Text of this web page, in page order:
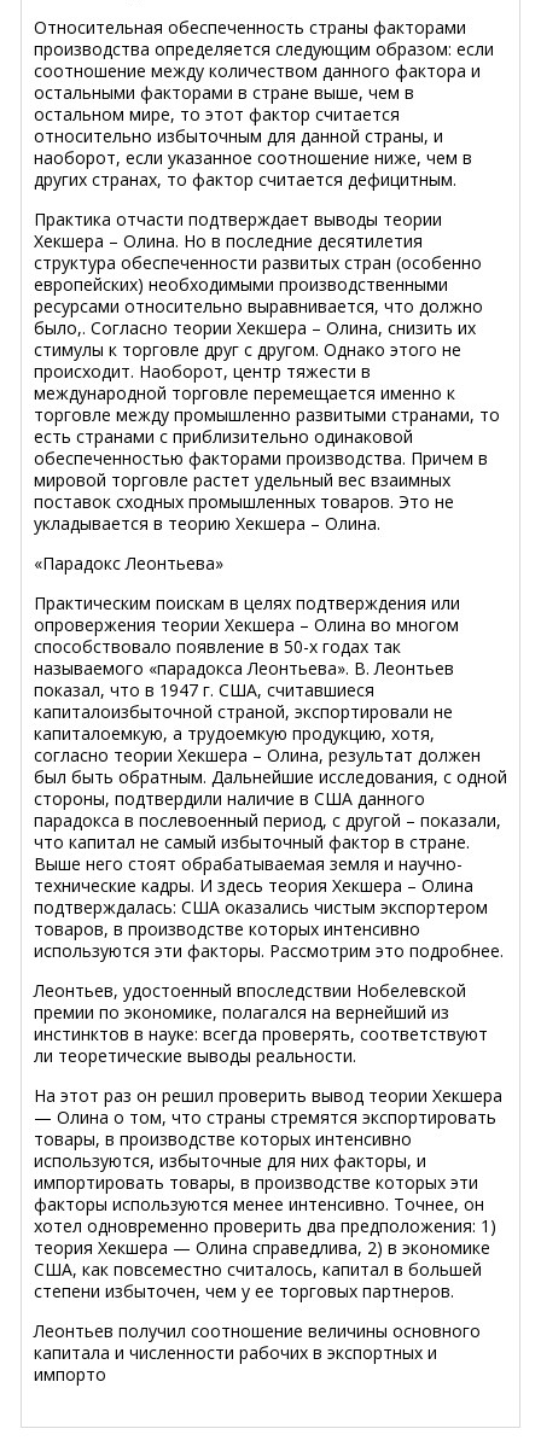
Относительная обеспеченность страны факторами
производства определяется следующим образом: если
соотношение между количеством данного фактора и
остальными факторами в стране выше, чем в
остальном мире, то этот фактор считается
относительно избыточным для данной страны, и
наоборот, если указанное соотношение ниже, чем в
других странах, то фактор считается дефицитным.
Практика отчасти подтверждает выводы теории
Хекшера – Олина. Но в последние десятилетия
структура обеспеченности развитых стран (особенно
европейских) необходимыми производственными
ресурсами относительно выравнивается, что должно
было,. Согласно теории Хекшера – Олина, снизить их
стимулы к торговле друг с другом. Однако этого не
происходит. Наоборот, центр тяжести в
международной торговле перемещается именно к
торговле между промышленно развитыми странами, то
есть странами с приблизительно одинаковой
обеспеченностью факторами производства. Причем в
мировой торговле растет удельный вес взаимных
поставок сходных промышленных товаров. Это не
укладывается в теорию Хекшера – Олина.
«Парадокс Леонтьева»
Практическим поискам в целях подтверждения или
опровержения теории Хекшера – Олина во многом
способствовало появление в 50-х годах так
называемого «парадокса Леонтьева». В. Леонтьев
показал, что в 1947 г. США, считавшиеся
капиталоизбыточной страной, экспортировали не
капиталоемкую, а трудоемкую продукцию, хотя,
согласно теории Хекшера – Олина, результат должен
был быть обратным. Дальнейшие исследования, с одной
стороны, подтвердили наличие в США данного
парадокса в послевоенный период, с другой – показали,
что капитал не самый избыточный фактор в стране.
Выше него стоят обрабатываемая земля и научно-
технические кадры. И здесь теория Хекшера – Олина
подтверждалась: США оказались чистым экспортером
товаров, в производстве которых интенсивно
используются эти факторы. Рассмотрим это подробнее.
Леонтьев, удостоенный впоследствии Нобелевской
премии по экономике, полагался на вернейший из
инстинктов в науке: всегда проверять, соответствуют
ли теоретические выводы реальности.
На этот раз он решил проверить вывод теории Хекшера
— Олина о том, что страны стремятся экспортировать
товары, в производстве которых интенсивно
используются, избыточные для них факторы, и
импортировать товары, в производстве которых эти
факторы используются менее интенсивно. Точнее, он
хотел одновременно проверить два предположения: 1)
теория Хекшера — Олина справедлива, 2) в экономике
США, как повсеместно считалось, капитал в большей
степени избыточен, чем у ее торговых партнеров.
Леонтьев получил соотношение величины основного
капитала и численности рабочих в экспортных и
импорто